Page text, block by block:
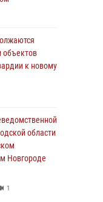
к новому
области
Новгороде
1